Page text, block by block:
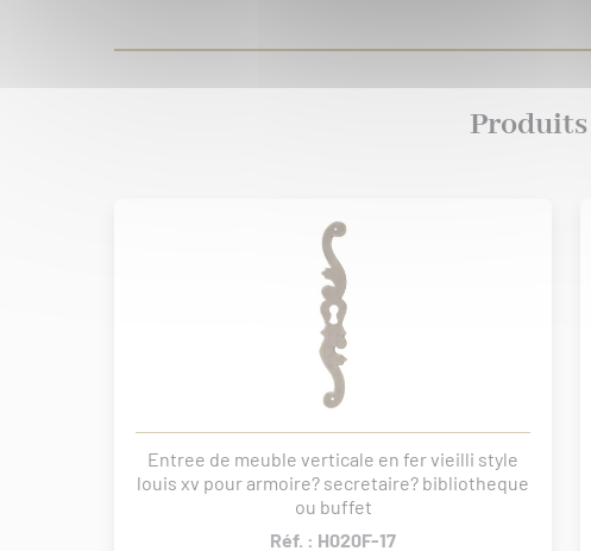
Entree de meuble verticale en fer vieilli style
louis xv pour armoire? secretaire? bibliotheque
ou buffet
Réf. : H020F-17